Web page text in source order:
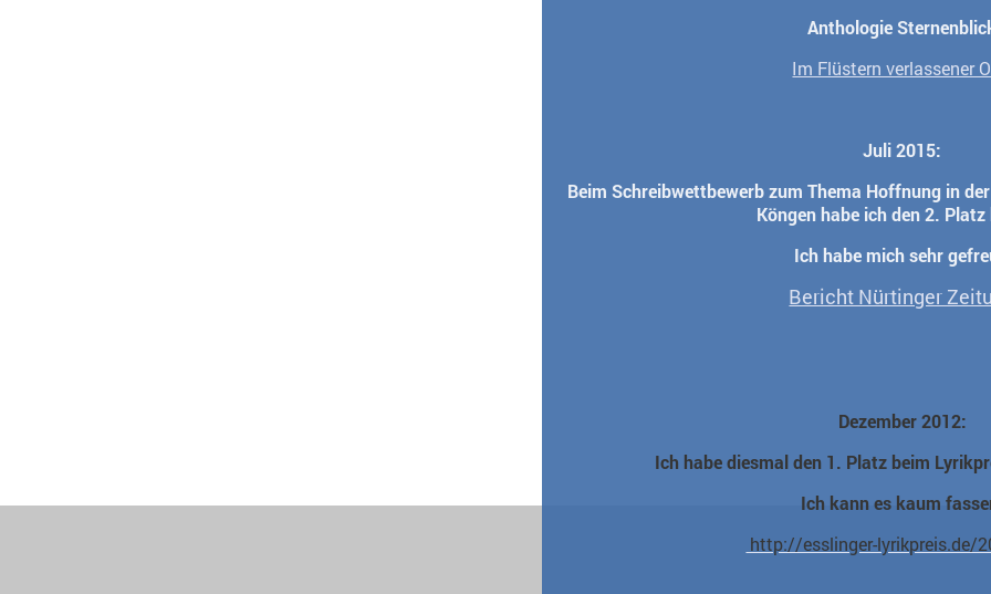
Anthologie
Im Flüstern verlassener
Juli 2015:
Beim Schreibwettbewerb zum Thema Hoffnung in
Köngen habe ich den 2. Platz
Ich habe mich sehr
Bericht Nürtinger
Dezember 2012:
Ich habe diesmal den 1. Platz beim
Ich kann es kaum
http://esslinger-lyrikpreis.de/